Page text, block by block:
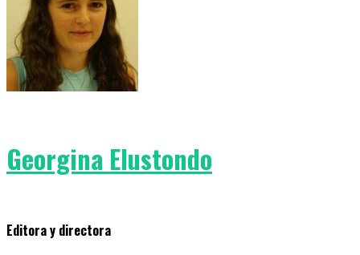
Georgina Elustondo
Editora y directora